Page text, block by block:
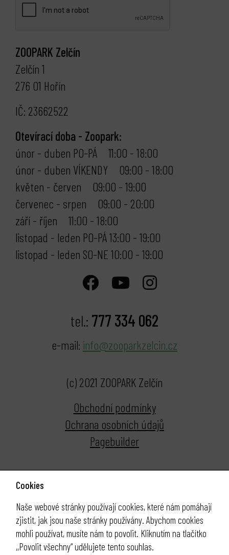
ZOOPARK Zelčín
Zelčín 1
276 01 Hořín
IČ: 23662522
Otevírací doba - Zoopark:
únor - duben PO-PÁ 11:00 - 18:00
únor - duben VÍKENDY 09:00 - 18:00
květen - červen 09:00 - 19:00
červenec - srpen 09:00 - 20:00
září - říjen 11:00 - 18:00
listopad - leden PO-PÁ 13:00 - 19:00
listopad - leden SO-NE 10:00 - 19:00
tel.: 777 334 062
e-mail: info@zooparkzelcin.cz
(c) 2021 ZOOPARK Zelčín
Obchodní podmínky
Ochrana osobních údajů
Pagebuilder
Cookies
Naše webové stránky používají cookies, které nám pomáhají
zjistit, jak jsou naše stránky používány. Abychom cookies
mohli používat, musíte nám to povolit. Kliknutím na tlačítko
,,Povolit všechny“ udělujete tento souhlas.